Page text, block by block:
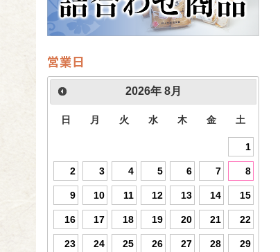
営業日
2026年 8月
日 月 火 水 木 金 土
1
2 3 4 5 6 7 8
9 10 11 12 13 14 15
16 17 18 19 20 21 22
23 24 25 26 27 28 29